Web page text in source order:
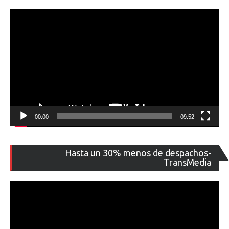
00:00 09:52
Hasta un 30% menos de despachos-
TransMedia
de